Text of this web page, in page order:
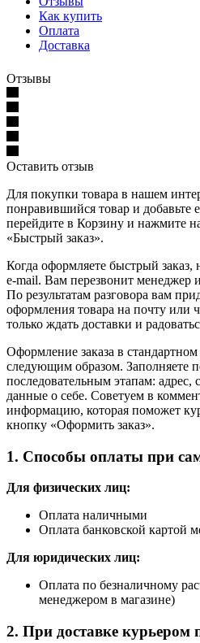
Как купить
Оплата
Доставка
Отзывы
Оставить отзыв
Для покупки товара в нашем
понравившийся товар и добавьте
перейдите в Корзину и нажмите
«Быстрый заказ».
Когда оформляете быстрый
e-mail. Вам перезвонит менеджер
По результатам разговора вам
оформления товара на почту или
только ждать доставки и
Оформление заказа в
следующим образом. Заполняете
последовательным этапам: адрес,
данные о себе. Советуем в
информацию, которая поможет
кнопку «Оформить заказ».
1. Способы оплаты при
Для физических лиц:
Оплата наличными
Оплата банковской картой
Для юридических лиц:
Оплата по безналичному
менеджером в магазине)
2. При доставке курьером